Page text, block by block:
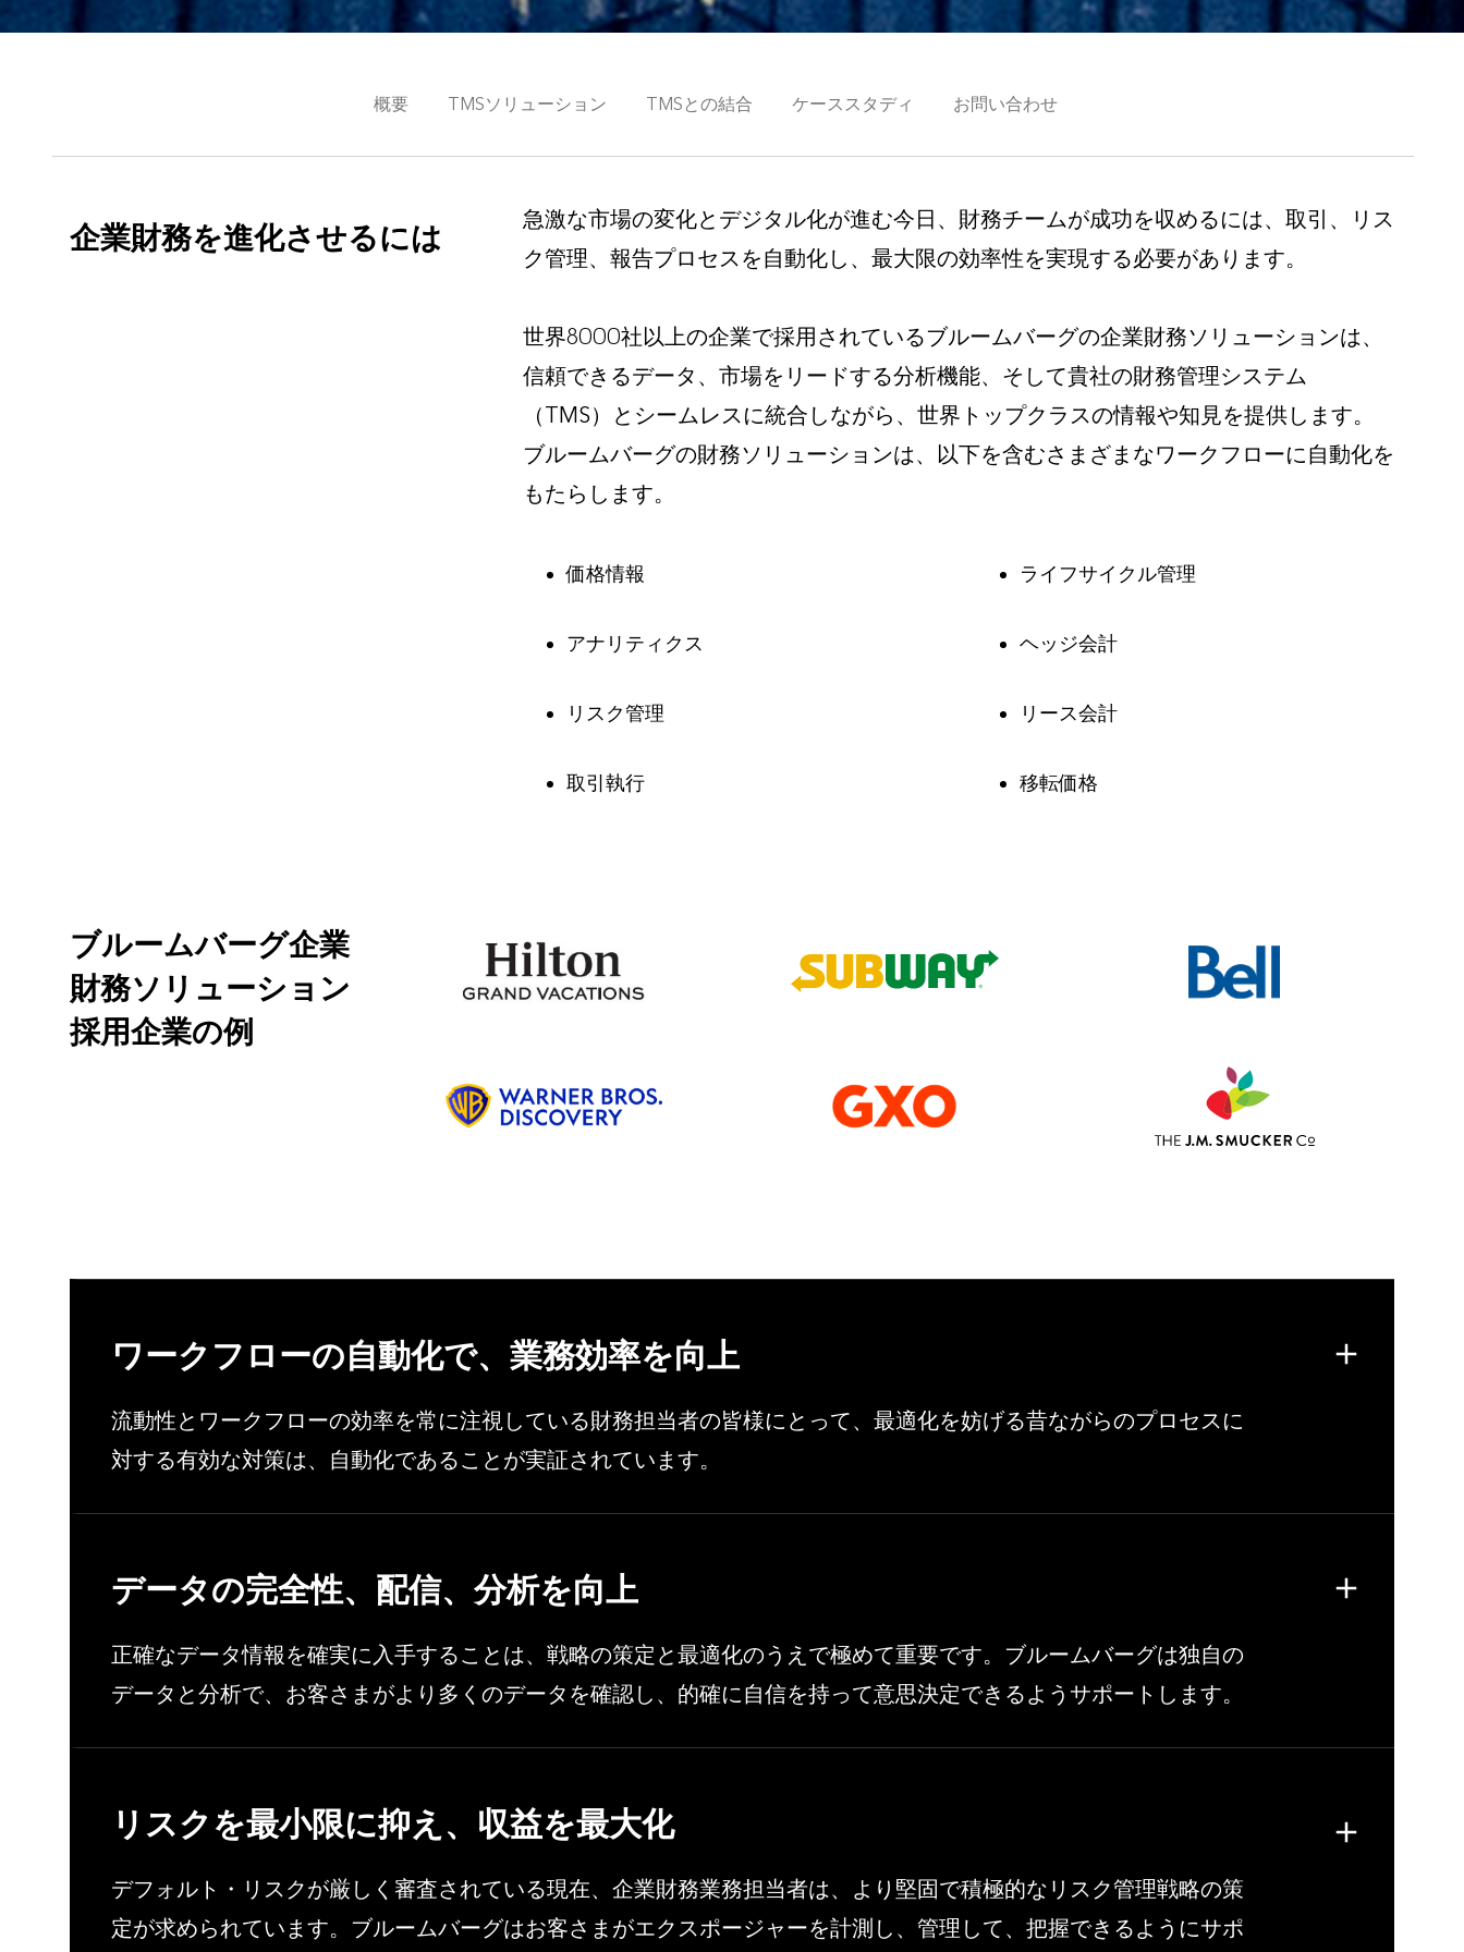
概要 TMSソリューション TMSとの結合 ケーススタディ お問い合わせ
企業財務を進化させるには
急激な市場の変化とデジタル化が進む今日、財務チームが成功を収めるには、取引、リス
ク管理、報告プロセスを自動化し、最大限の効率性を実現する必要があります。
世界8000社以上の企業で採用されているブルームバーグの企業財務ソリューションは、
信頼できるデータ、市場をリードする分析機能、そして貴社の財務管理システム
（TMS）とシームレスに統合しながら、世界トップクラスの情報や知見を提供します。
ブルームバーグの財務ソリューションは、以下を含むさまざまなワークフローに自動化を
もたらします。
価格情報
アナリティクス
リスク管理
取引執行
ライフサイクル管理
ヘッジ会計
リース会計
移転価格
ブルームバーグ企業
財務ソリューション
採用企業の例
ワークフローの自動化で、業務効率を向上
流動性とワークフローの効率を常に注視している財務担当者の皆様にとって、最適化を妨げる昔ながらのプロセスに
対する有効な対策は、自動化であることが実証されています。
データの完全性、配信、分析を向上
正確なデータ情報を確実に入手することは、戦略の策定と最適化のうえで極めて重要です。ブルームバーグは独自の
データと分析で、お客さまがより多くのデータを確認し、的確に自信を持って意思決定できるようサポートします。
リスクを最小限に抑え、収益を最大化
デフォルト・リスクが厳しく審査されている現在、企業財務業務担当者は、より堅固で積極的なリスク管理戦略の策
定が求められています。ブルームバーグはお客さまがエクスポージャーを計測し、管理して、把握できるようにサポ